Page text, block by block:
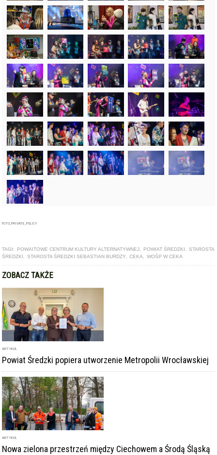
FOTO_PRIVATE_POLICY
TAGI: POWAITOWE CENTRUM KULTURY ALTERNATYWNEJ, POWIAT ŚREDZKI , STAROSTA
ŚREDZKI , STAROSTA ŚREDZKI SEBASTIAN BURDZY, CEKA, WOŚP W CEKA
ZOBACZ TAKŻE
ARTYKUŁ
Powiat Średzki popiera utworzenie Metropolii Wrocławskiej
ARTYKUŁ
Nowa zielona przestrzeń między Ciechowem a Środą Śląską